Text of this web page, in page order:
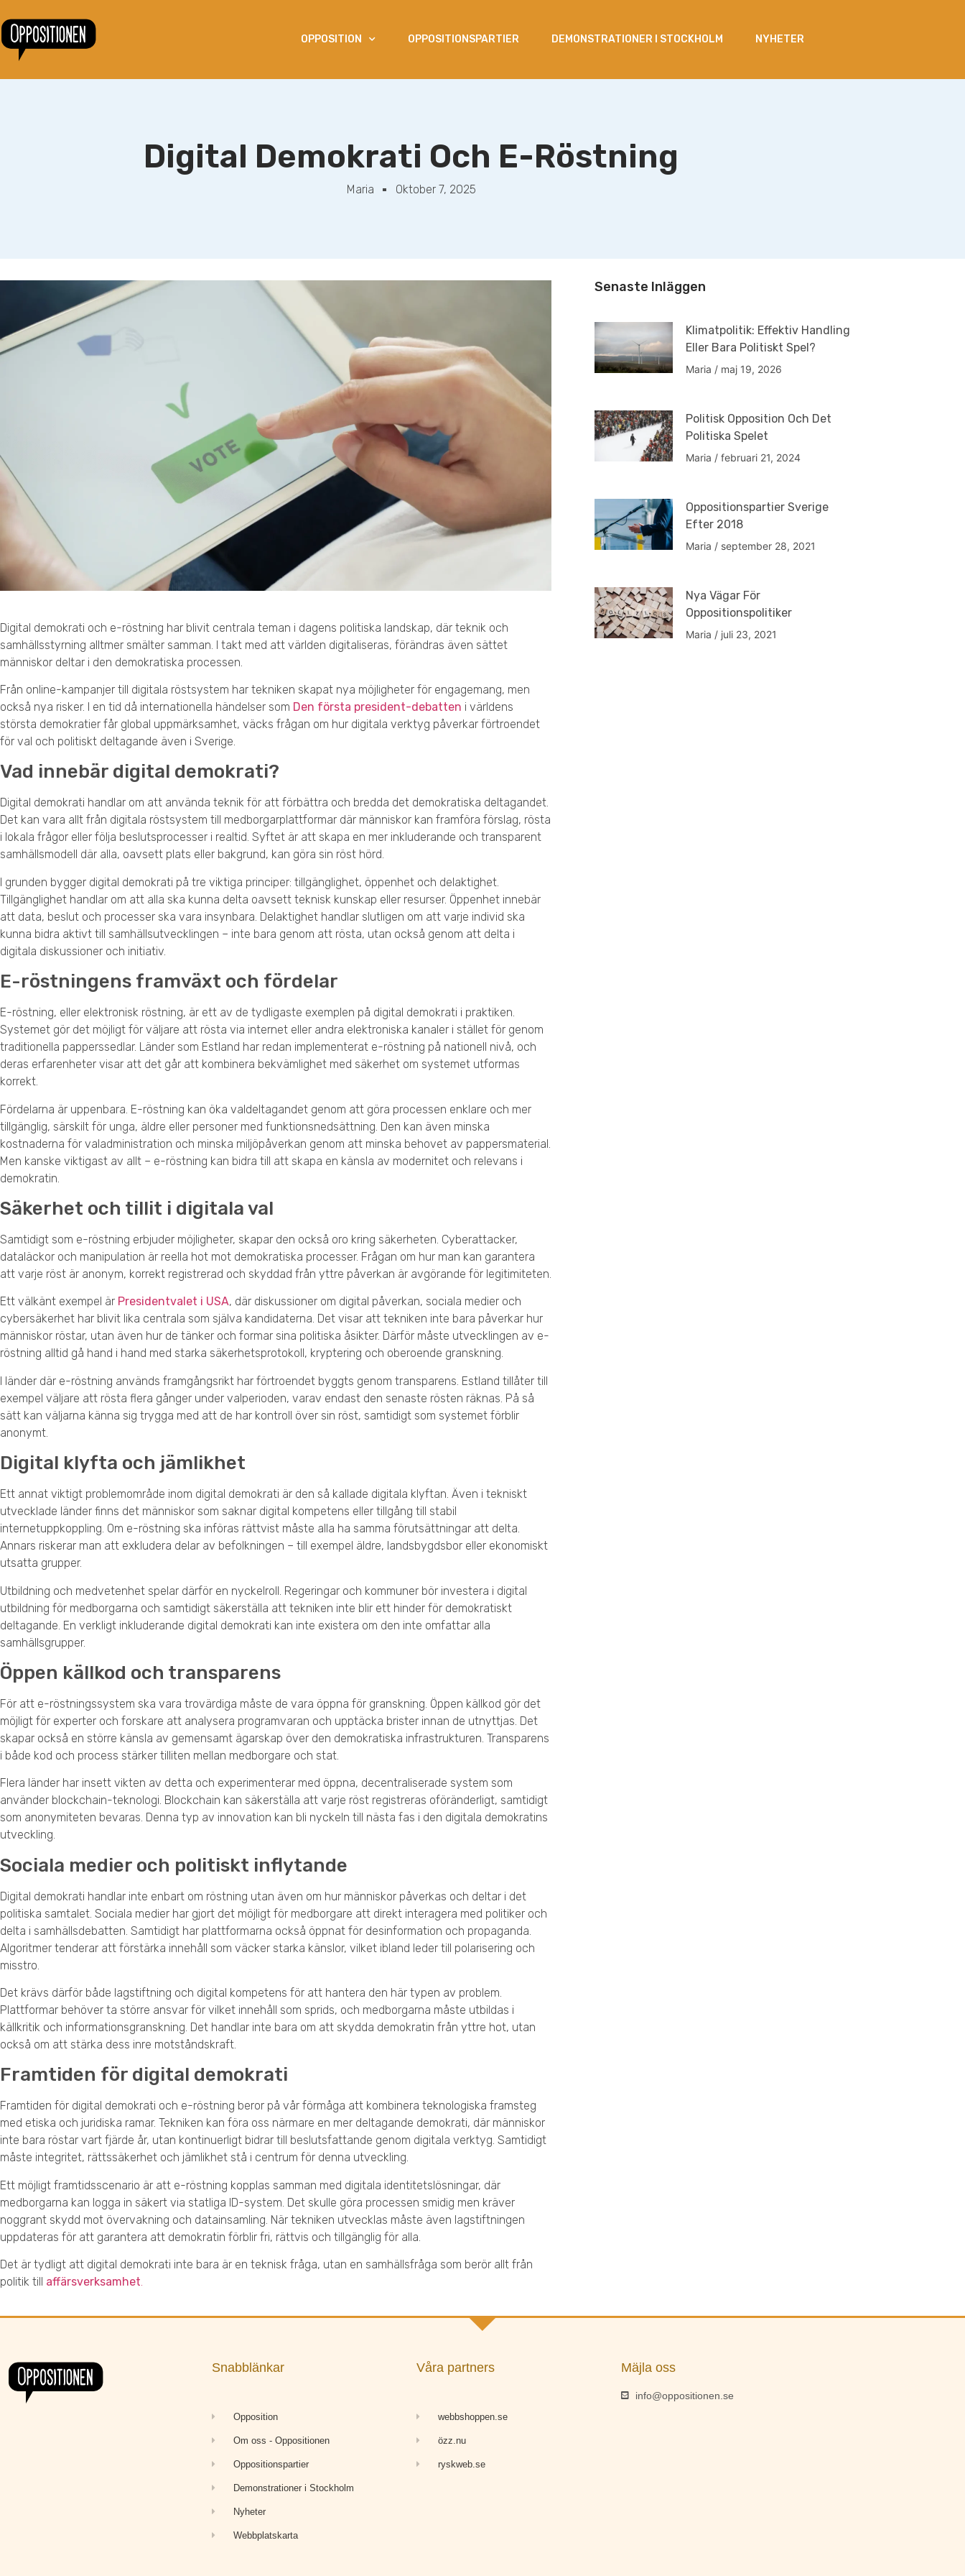
OPPOSITION OPPOSITIONSPARTIER DEMONSTRATIONER I STOCKHOLM NYHETER
Digital Demokrati Och E-Röstning
Maria Oktober 7, 2025
Digital demokrati och e-röstning har blivit centrala teman i dagens politiska landskap, där teknik och
samhällsstyrning alltmer smälter samman. I takt med att världen digitaliseras, förändras även sättet
människor deltar i den demokratiska processen.
Från online-kampanjer till digitala röstsystem har tekniken skapat nya möjligheter för engagemang, men
också nya risker. I en tid då internationella händelser som Den första president-debatten i världens
största demokratier får global uppmärksamhet, väcks frågan om hur digitala verktyg påverkar förtroendet
för val och politiskt deltagande även i Sverige.
Vad innebär digital demokrati?
Digital demokrati handlar om att använda teknik för att förbättra och bredda det demokratiska deltagandet.
Det kan vara allt från digitala röstsystem till medborgarplattformar där människor kan framföra förslag, rösta
i lokala frågor eller följa beslutsprocesser i realtid. Syftet är att skapa en mer inkluderande och transparent
samhällsmodell där alla, oavsett plats eller bakgrund, kan göra sin röst hörd.
I grunden bygger digital demokrati på tre viktiga principer: tillgänglighet, öppenhet och delaktighet.
Tillgänglighet handlar om att alla ska kunna delta oavsett teknisk kunskap eller resurser. Öppenhet innebär
att data, beslut och processer ska vara insynbara. Delaktighet handlar slutligen om att varje individ ska
kunna bidra aktivt till samhällsutvecklingen – inte bara genom att rösta, utan också genom att delta i
digitala diskussioner och initiativ.
E-röstningens framväxt och fördelar
E-röstning, eller elektronisk röstning, är ett av de tydligaste exemplen på digital demokrati i praktiken.
Systemet gör det möjligt för väljare att rösta via internet eller andra elektroniska kanaler i stället för genom
traditionella papperssedlar. Länder som Estland har redan implementerat e-röstning på nationell nivå, och
deras erfarenheter visar att det går att kombinera bekvämlighet med säkerhet om systemet utformas
korrekt.
Fördelarna är uppenbara. E-röstning kan öka valdeltagandet genom att göra processen enklare och mer
tillgänglig, särskilt för unga, äldre eller personer med funktionsnedsättning. Den kan även minska
kostnaderna för valadministration och minska miljöpåverkan genom att minska behovet av pappersmaterial.
Men kanske viktigast av allt – e-röstning kan bidra till att skapa en känsla av modernitet och relevans i
demokratin.
Säkerhet och tillit i digitala val
Samtidigt som e-röstning erbjuder möjligheter, skapar den också oro kring säkerheten. Cyberattacker,
dataläckor och manipulation är reella hot mot demokratiska processer. Frågan om hur man kan garantera
att varje röst är anonym, korrekt registrerad och skyddad från yttre påverkan är avgörande för legitimiteten.
Ett välkänt exempel är Presidentvalet i USA, där diskussioner om digital påverkan, sociala medier och
cybersäkerhet har blivit lika centrala som själva kandidaterna. Det visar att tekniken inte bara påverkar hur
människor röstar, utan även hur de tänker och formar sina politiska åsikter. Därför måste utvecklingen av e-
röstning alltid gå hand i hand med starka säkerhetsprotokoll, kryptering och oberoende granskning.
I länder där e-röstning används framgångsrikt har förtroendet byggts genom transparens. Estland tillåter till
exempel väljare att rösta flera gånger under valperioden, varav endast den senaste rösten räknas. På så
sätt kan väljarna känna sig trygga med att de har kontroll över sin röst, samtidigt som systemet förblir
anonymt.
Digital klyfta och jämlikhet
Ett annat viktigt problemområde inom digital demokrati är den så kallade digitala klyftan. Även i tekniskt
utvecklade länder finns det människor som saknar digital kompetens eller tillgång till stabil
internetuppkoppling. Om e-röstning ska införas rättvist måste alla ha samma förutsättningar att delta.
Annars riskerar man att exkludera delar av befolkningen – till exempel äldre, landsbygdsbor eller ekonomiskt
utsatta grupper.
Utbildning och medvetenhet spelar därför en nyckelroll. Regeringar och kommuner bör investera i digital
utbildning för medborgarna och samtidigt säkerställa att tekniken inte blir ett hinder för demokratiskt
deltagande. En verkligt inkluderande digital demokrati kan inte existera om den inte omfattar alla
samhällsgrupper.
Öppen källkod och transparens
För att e-röstningssystem ska vara trovärdiga måste de vara öppna för granskning. Öppen källkod gör det
möjligt för experter och forskare att analysera programvaran och upptäcka brister innan de utnyttjas. Det
skapar också en större känsla av gemensamt ägarskap över den demokratiska infrastrukturen. Transparens
i både kod och process stärker tilliten mellan medborgare och stat.
Flera länder har insett vikten av detta och experimenterar med öppna, decentraliserade system som
använder blockchain-teknologi. Blockchain kan säkerställa att varje röst registreras oföränderligt, samtidigt
som anonymiteten bevaras. Denna typ av innovation kan bli nyckeln till nästa fas i den digitala demokratins
utveckling.
Sociala medier och politiskt inflytande
Digital demokrati handlar inte enbart om röstning utan även om hur människor påverkas och deltar i det
politiska samtalet. Sociala medier har gjort det möjligt för medborgare att direkt interagera med politiker och
delta i samhällsdebatten. Samtidigt har plattformarna också öppnat för desinformation och propaganda.
Algoritmer tenderar att förstärka innehåll som väcker starka känslor, vilket ibland leder till polarisering och
misstro.
Det krävs därför både lagstiftning och digital kompetens för att hantera den här typen av problem.
Plattformar behöver ta större ansvar för vilket innehåll som sprids, och medborgarna måste utbildas i
källkritik och informationsgranskning. Det handlar inte bara om att skydda demokratin från yttre hot, utan
också om att stärka dess inre motståndskraft.
Framtiden för digital demokrati
Framtiden för digital demokrati och e-röstning beror på vår förmåga att kombinera teknologiska framsteg
med etiska och juridiska ramar. Tekniken kan föra oss närmare en mer deltagande demokrati, där människor
inte bara röstar vart fjärde år, utan kontinuerligt bidrar till beslutsfattande genom digitala verktyg. Samtidigt
måste integritet, rättssäkerhet och jämlikhet stå i centrum för denna utveckling.
Ett möjligt framtidsscenario är att e-röstning kopplas samman med digitala identitetslösningar, där
medborgarna kan logga in säkert via statliga ID-system. Det skulle göra processen smidig men kräver
noggrant skydd mot övervakning och datainsamling. När tekniken utvecklas måste även lagstiftningen
uppdateras för att garantera att demokratin förblir fri, rättvis och tillgänglig för alla.
Det är tydligt att digital demokrati inte bara är en teknisk fråga, utan en samhällsfråga som berör allt från
politik till affärsverksamhet.
Senaste Inläggen
Klimatpolitik: Effektiv Handling
Eller Bara Politiskt Spel?
Maria maj 19, 2026
Politisk Opposition Och Det
Politiska Spelet
Maria februari 21, 2024
Oppositionspartier Sverige
Efter 2018
Maria september 28, 2021
Nya Vägar För
Oppositionspolitiker
Maria juli 23, 2021
Snabblänkar
Opposition
Om oss - Oppositionen
Oppositionspartier
Demonstrationer i Stockholm
Nyheter
Webbplatskarta
Våra partners
webbshoppen.se
özz.nu
ryskweb.se
Mäjla oss
info@oppositionen.se